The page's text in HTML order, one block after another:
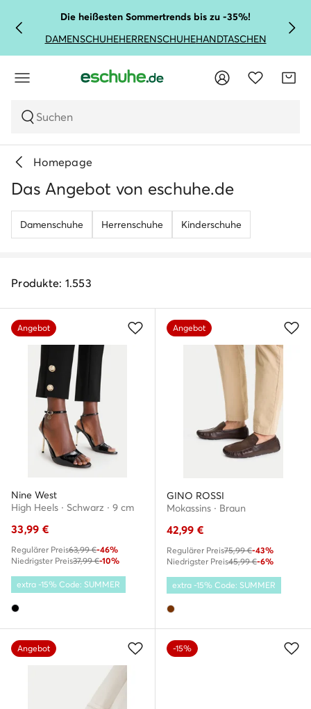
Die heißesten Sommertrends bis zu -35%!
DAMENSCHUHEHERRENSCHUHEHANDTASCHEN
Suchen
Homepage
Das Angebot von eschuhe.de
Damenschuhe Herrenschuhe Kinderschuhe
Produkte: 1.553
Angebot
Nine West
High Heels · Schwarz · 9 cm
33,99 €
Regulärer Preis63,99 €-46%
Niedrigster Preis37,99 €-10%
extra -15% Code: SUMMER
Angebot
GINO ROSSI
Mokassins · Braun
42,99 €
Regulärer Preis75,99 €-43%
Niedrigster Preis45,99 €-6%
extra -15% Code: SUMMER
Angebot -15%